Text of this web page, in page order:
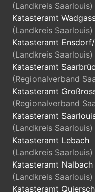
(Landkreis Saarlouis)
Katasteramt
(Landkreis Saarlouis)
Katasteramt
(Landkreis Saarlouis)
Katasteramt
(Regionalverband
Katasteramt
(Regionalverband
Katasteramt
(Landkreis Saarlouis)
Katasteramt Lebach
(Landkreis Saarlouis)
Katasteramt Nalbach
(Landkreis Saarlouis)
Katasteramt